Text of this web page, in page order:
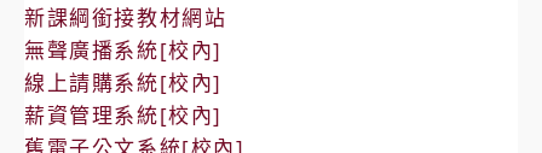
新課綱銜接教材網站
無聲廣播系統[校內]
線上請購系統[校內]
薪資管理系統[校內]
舊電子公文系統[校內]